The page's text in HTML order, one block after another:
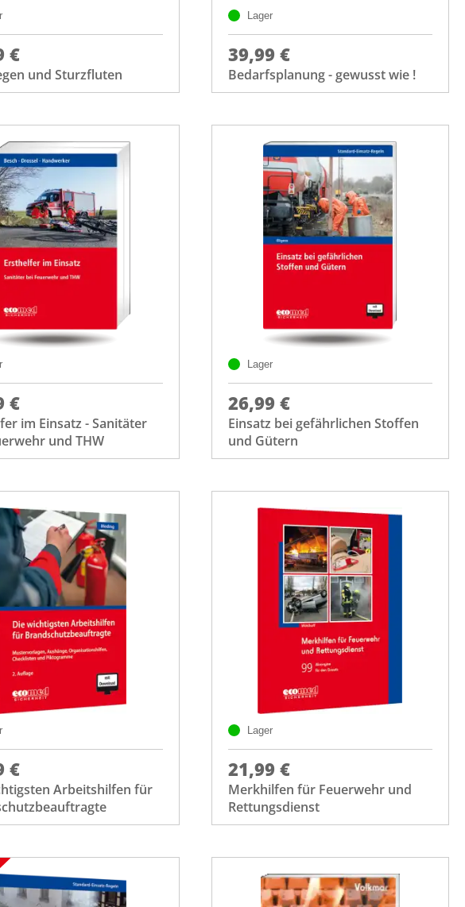
€
und Sturzfluten
Lager
39,99 €
Bedarfsplanung - gewusst wie !
€
im Einsatz - Sanitäter
und THW
Lager
26,99 €
Einsatz bei gefährlichen Stoffen
und Gütern
€
Arbeitshilfen für
Lager
21,99 €
Merkhilfen für Feuerwehr und
Rettungsdienst